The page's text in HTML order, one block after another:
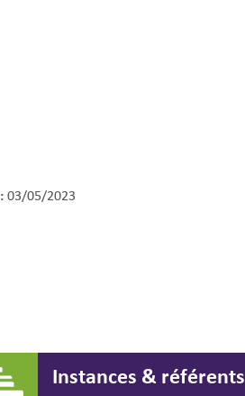
03/05/2023
Instances & référents